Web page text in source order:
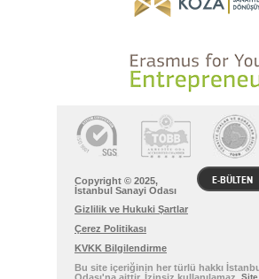
E-BÜLTEN
Copyright © 2025,
İstanbul Sanayi Odası
Gizlilik ve Hukuki Şartlar
Çerez Politikası
KVKK Bilgilendirme
Bu site içeriğinin her türlü hakkı
Site